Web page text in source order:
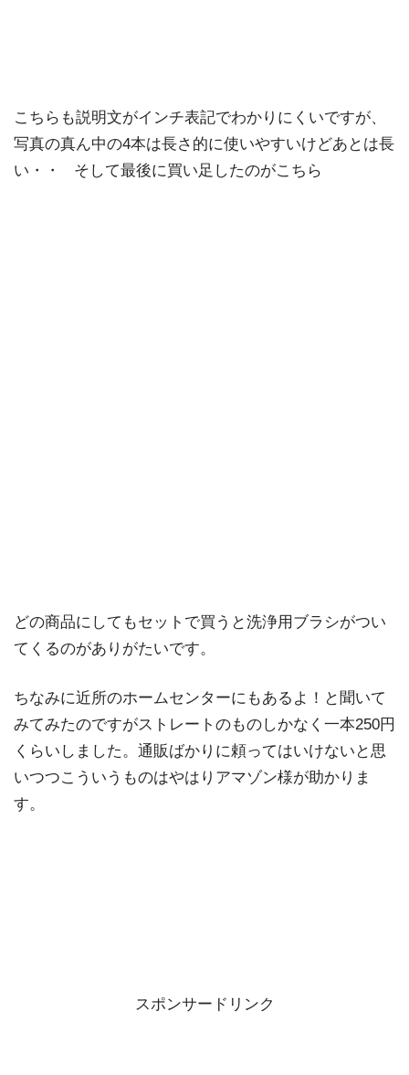
こちらも説明文がインチ表記でわかりにくいですが、
写真の真ん中の4本は長さ的に使いやすいけどあとは長
い・・ そして最後に買い足したのがこちら
どの商品にしてもセットで買うと洗浄用ブラシがつい
てくるのがありがたいです。
ちなみに近所のホームセンターにもあるよ！と聞いて
みてみたのですがストレートのものしかなく一本250円
くらいしました。通販ばかりに頼ってはいけないと思
いつつこういうものはやはりアマゾン様が助かりま
す。
スポンサードリンク